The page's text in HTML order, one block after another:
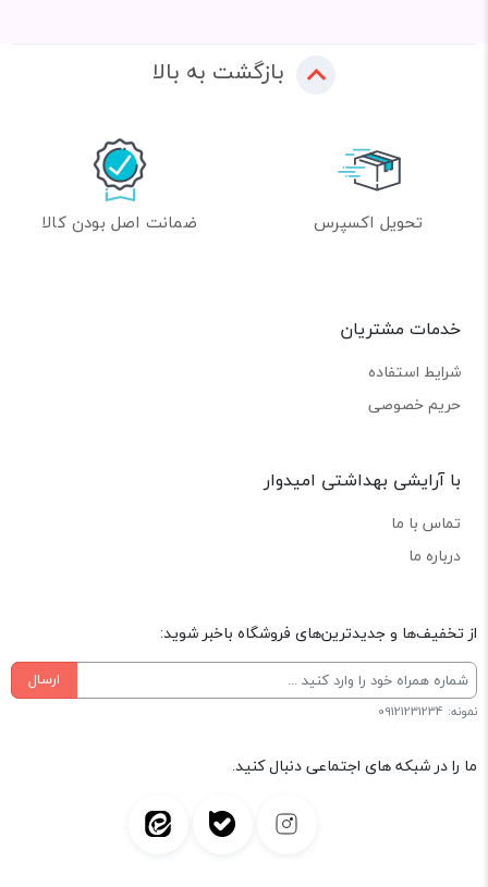
بازگشت به بالا
تحویل اکسپرس ضمانت اصل بودن کالا
خدمات مشتریان
شرایط استفاده
حریم خصوصی
با آرایشی بهداشتی امیدوار
تماس با ما
درباره ما
از تخفیف‌ها و جدیدترین‌های فروشگاه باخبر شوید:
ارسال
نمونه: 09121231234
ما را در شبکه های اجتماعی دنبال کنید.